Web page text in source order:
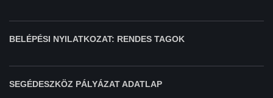
BELÉPÉSI NYILATKOZAT: RENDES TAGOK
SEGÉDESZKÖZ PÁLYÁZAT ADATLAP